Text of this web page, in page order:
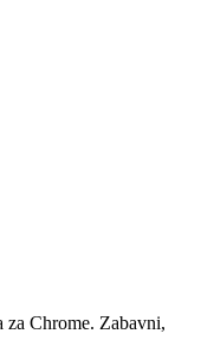
Chrome. Zabavni,